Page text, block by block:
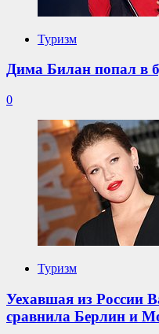
Туризм
Дима Билан попал в
0
Туризм
Уехавшая из России
сравнила Берлин и